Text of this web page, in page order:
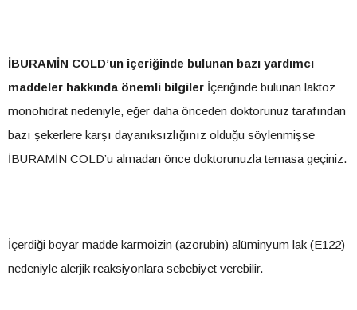
İBURAMİN COLD’un içeriğinde bulunan bazı yardımcı
maddeler hakkında önemli bilgiler İçeriğinde bulunan laktoz
monohidrat nedeniyle, eğer daha önceden doktorunuz tarafından
bazı şekerlere karşı dayanıksızlığınız olduğu söylenmişse
İBURAMİN COLD’u almadan önce doktorunuzla temasa geçiniz.
İçerdiği boyar madde karmoizin (azorubin) alüminyum lak (E122)
nedeniyle alerjik reaksiyonlara sebebiyet verebilir.